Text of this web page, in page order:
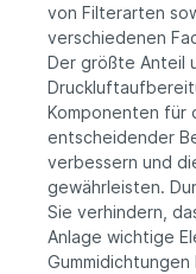
von Filterarten
verschiedenen
Der größte Anteil
Komponenten für
entscheidender
verbessern und
gewährleisten.
Sie verhindern,
Anlage wichtige